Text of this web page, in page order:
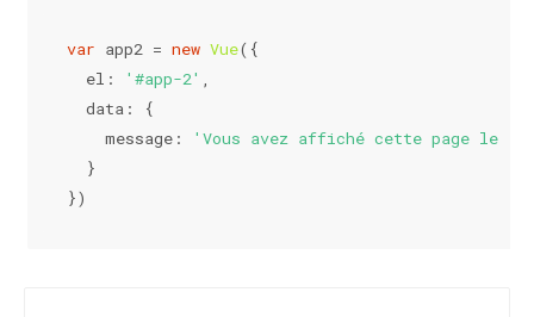
var app2 = new Vue({
el : '#app-2' ,
data: {
message: 'Vous avez affiché cette page le '
  }
})